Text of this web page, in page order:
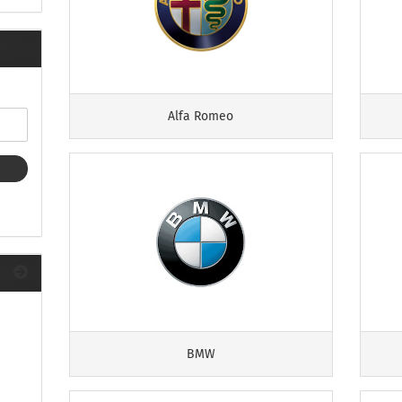
Reling
Reling
Fahrzeuge mit
und Reisetaschen
Alfa Romeo
BMW